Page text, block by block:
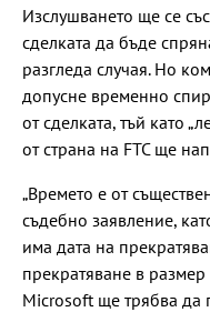
Изслушването ще се
сделката да бъде
разгледа случая. Но
допусне временно
от сделката, тъй като
от страна на FTC ще
„Времето е от
съдебно заявление,
има дата на
прекратяване в
Microsoft ще трябва да